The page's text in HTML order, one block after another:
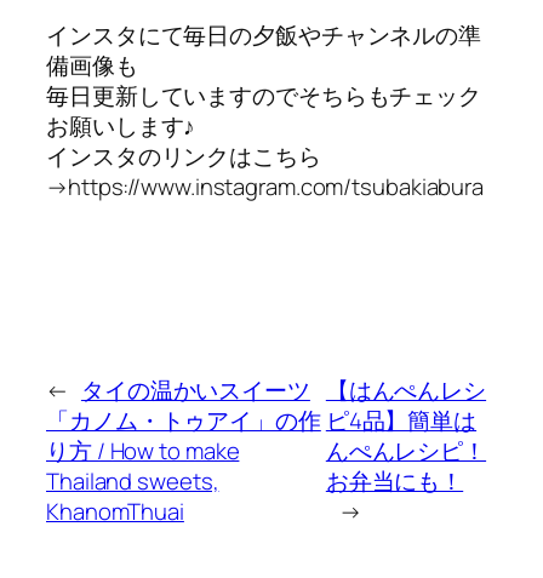
インスタにて毎日の夕飯やチャンネルの準
備画像も
毎日更新していますのでそちらもチェック
お願いします♪
インスタのリンクはこちら
→https://www.instagram.com/tsubakiabura
← タイの温かいスイーツ
「カノム・トゥアイ」の作
り方 / How to make
Thailand sweets,
KhanomThuai
【はんぺんレシ
ピ4品】簡単は
んぺんレシピ！
お弁当にも！
→